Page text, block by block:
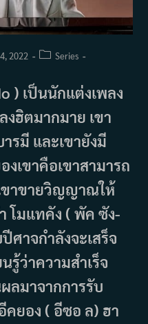
2022
PostSeries
) เป็นนักแต่งเพลง
งฮิตมากมาย เขา
รมี และเขายังมี
เขาคือเขาสามารถ
ขาขายวิญญาณให้
โมแทคัง ( พัค ซัง-
าจกำลังจะเสร็จ
รู้ว่าความสำเร็จ
ลมาจากการรับ
ยอง ( อีซอ ล) ฮา